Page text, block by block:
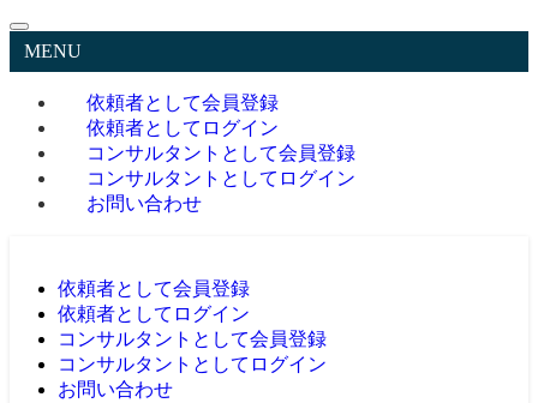
MENU
依頼者として会員登録
依頼者としてログイン
コンサルタントとして会員登録
コンサルタントとしてログイン
お問い合わせ
依頼者として会員登録
依頼者としてログイン
コンサルタントとして会員登録
コンサルタントとしてログイン
お問い合わせ